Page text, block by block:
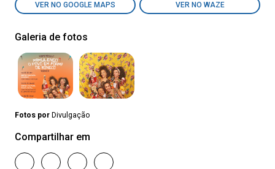
VER NO GOOGLE MAPS VER NO WAZE
Galeria de fotos
Fotos por Divulgação
Compartilhar em